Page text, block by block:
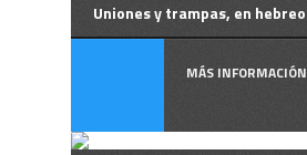
Uniones y trampas, en hebreo
MÁS INFORMACIÓN